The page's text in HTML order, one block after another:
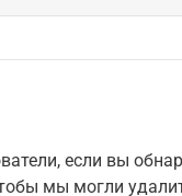
если вы
мы могли